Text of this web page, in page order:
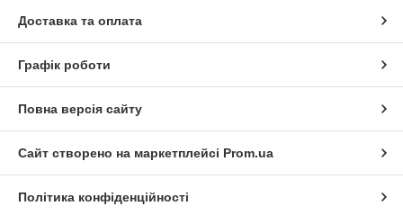
Доставка та оплата
Графік роботи
Повна версія сайту
Сайт створено на маркетплейсі Prom.ua
Політика конфіденційності